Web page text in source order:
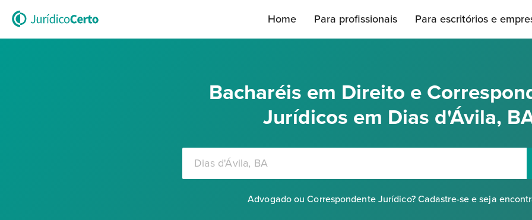
Home Para profissionais Para escritórios e
Bacharéis em Direito e
Jurídicos em Dias d'Ávila,
Advogado ou Correspondente Jurídico? Cadastre-se e seja